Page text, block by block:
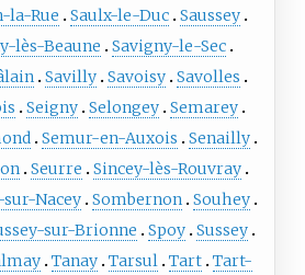
la-Rue Saulx-le-Duc Saussey
lès-Beaune
Savigny-le-Sec
Savilly Savoisy Savolles
Seigny Selongey Semarey
Semur-en-Auxois
Senailly
Seurre
Sincey-lès-Rouvray
Nacey Sombernon Souhey
sur-Brionne Spoy Sussey
Tanay Tarsul Tart Tart-